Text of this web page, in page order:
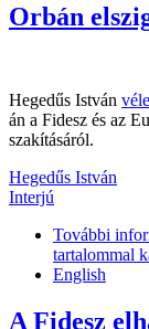
Orbán
Hegedűs István
án a Fidesz és az
szakításáról.
Hegedűs István
Interjú
További
tartalommal
English
A Fidesz